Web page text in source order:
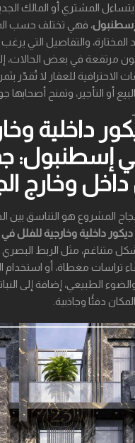
المشتري أو المالك
إسطنبول، فهي تختلف حسب
المختارة، والتفاصيل التي
مرتفعة في بعض الحالات،
الاحترافية للعقار لا تُقدّر
أو التأجير، وتمنح
داخلية
إسطنبول:
وخارج
المشروع هو التناسق بين
ديكور داخلية وخارجية للفلل
متناغم، مثل الربط البصري
تراسات مغطاة، أو استخدام
الطبيعي، إضافة إلى
دفئًا وجاذبية.